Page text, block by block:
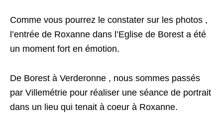
Comme vous pourrez le constater sur les photos ,
l’entrée de Roxanne dans l’Eglise de Borest a été
un moment fort en émotion.
De Borest à Verderonne , nous sommes passés
par Villemétrie pour réaliser une séance de portrait
dans un lieu qui tenait à coeur à Roxanne.